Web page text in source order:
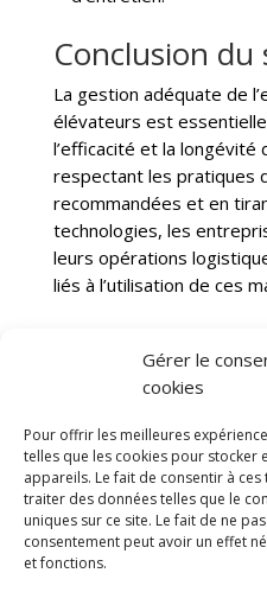
Gérer le
cookies
Pour offrir les meilleures
telles que les cookies pour stocker
appareils. Le fait de consentir à
traiter des données telles que le
uniques sur ce site. Le fait de ne
consentement peut avoir un effet
et fonctions.
Conclusion du
La gestion adéquate de
élévateurs est
l’efficacité et la longévité
respectant les pratiques
recommandées et en
technologies, les
leurs opérations
liés à l’utilisation de ces
Nacelles
Mentions
Politique de
Paiement sécurisé